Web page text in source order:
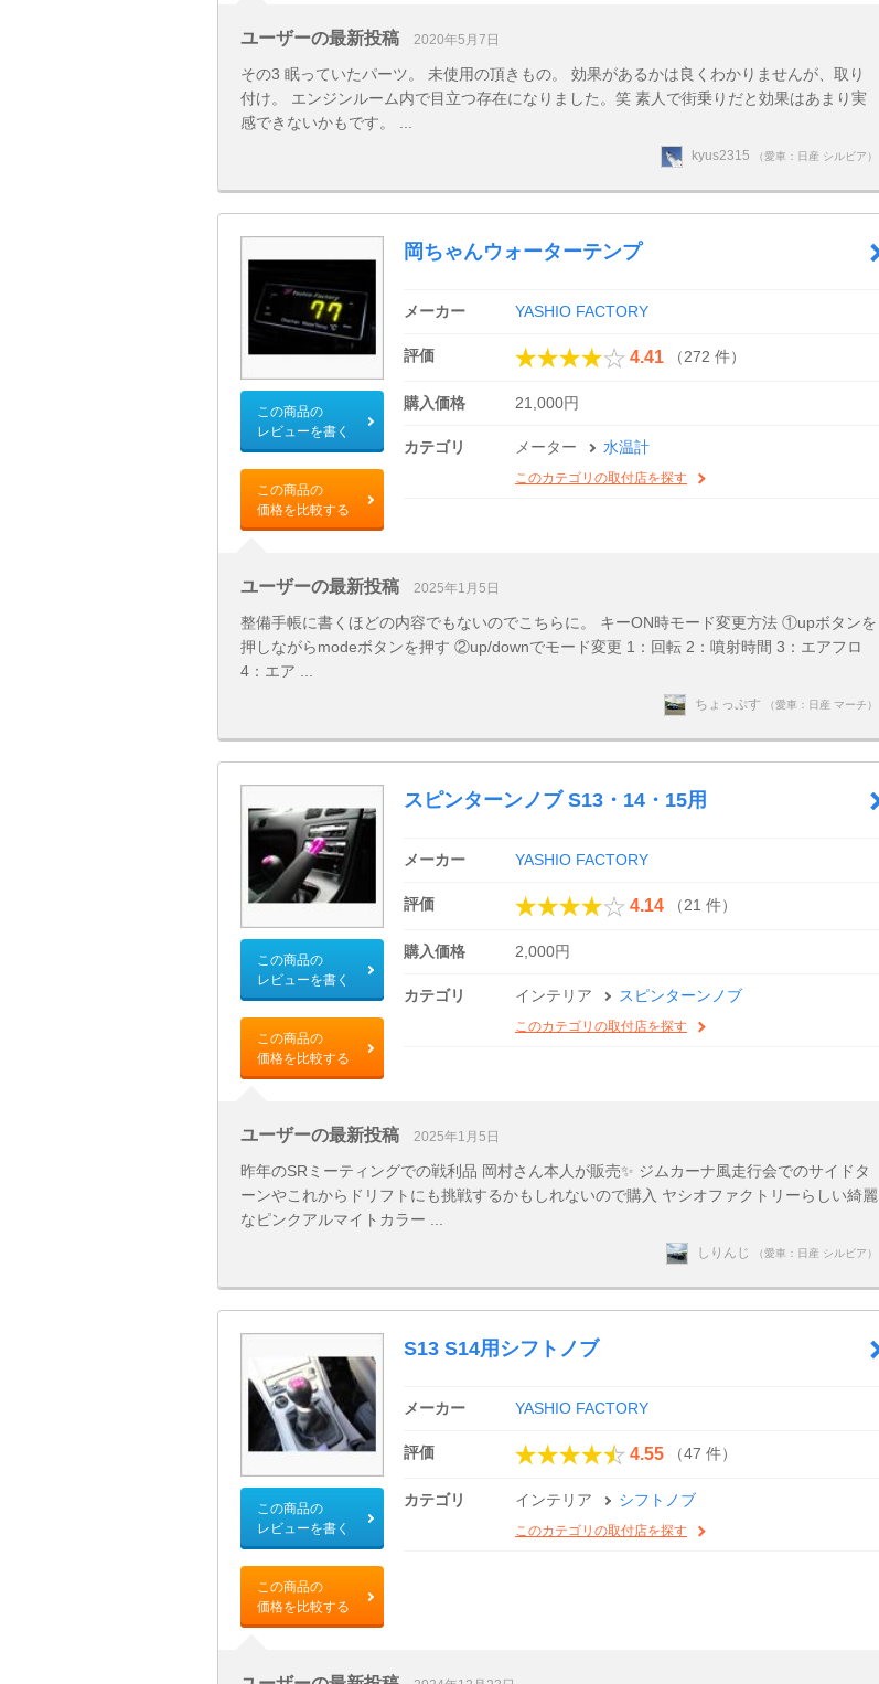
ユーザーの最新投稿 2020年5月7日
その3 眠っていたパーツ。 未使用の頂きもの。 効果があるかは良くわかりませんが、取り
付け。 エンジンルーム内で目立つ存在になりました。笑 素人で街乗りだと効果はあまり実
感できないかもです。 ...
kyus2315 （愛車：日産 シルビア）
この商品の
レビューを書く
この商品の
価格を比較する
岡ちゃんウォーターテンプ
メーカー YASHIO FACTORY
評価 4.41 （272 件）
購入価格 21,000円
カテゴリ メーター 水温計
このカテゴリの取付店を探す
ユーザーの最新投稿 2025年1月5日
整備手帳に書くほどの内容でもないのでこちらに。 キーON時モード変更方法 ①upボタンを
押しながらmodeボタンを押す ②up/downでモード変更 1：回転 2：噴射時間 3：エアフロ
4：エア ...
ちょっぷす （愛車：日産 マーチ）
この商品の
レビューを書く
この商品の
価格を比較する
スピンターンノブ S13・14・15用
メーカー YASHIO FACTORY
評価 4.14 （21 件）
購入価格 2,000円
カテゴリ インテリア スピンターンノブ
このカテゴリの取付店を探す
ユーザーの最新投稿 2025年1月5日
昨年のSRミーティングでの戦利品 岡村さん本人が販売✨ ジムカーナ風走行会でのサイドタ
ーンやこれからドリフトにも挑戦するかもしれないので購入 ヤシオファクトリーらしい綺麗
なピンクアルマイトカラー ...
しりんじ （愛車：日産 シルビア）
この商品の
レビューを書く
この商品の
価格を比較する
S13 S14用シフトノブ
メーカー YASHIO FACTORY
評価 4.55 （47 件）
カテゴリ インテリア シフトノブ
このカテゴリの取付店を探す